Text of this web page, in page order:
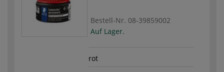
Bestell-Nr. 08-39859002
Auf Lager.
rot